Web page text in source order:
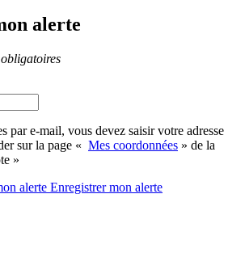
alerte
par e-mail, vous devez saisir votre adresse
sur la page « Mes coordonnées » de la
»
alerte Enregistrermon alerte